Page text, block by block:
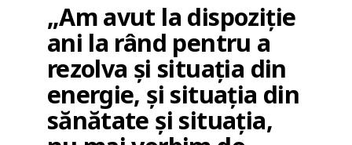
„Am avut la dispoziție
ani la rând pentru a
rezolva și situația din
energie, și situația din
sănătate și situația,